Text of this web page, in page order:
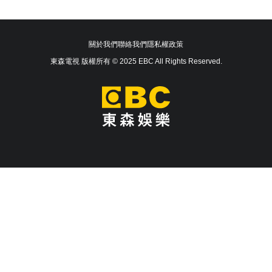
關於我們聯絡我們隱私權政策
東森電視 版權所有 © 2025 EBC All Rights Reserved.